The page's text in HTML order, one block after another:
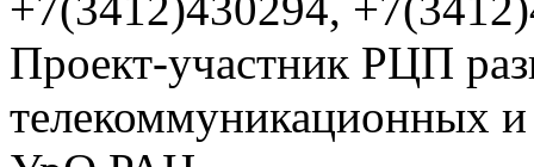
Проект-участник РЦП
телекоммуникационных